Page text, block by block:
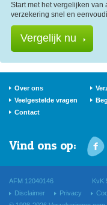
Start met het vergelijken
verzekering snel en
Vergelijk nu
Over ons
Veelgestelde vragen
Contact
Vind ons op:
AFM 12040146 KvK
Disclaimer
Privacy